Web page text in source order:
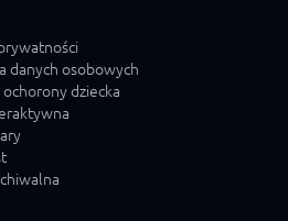
danych osobowych
dziecka